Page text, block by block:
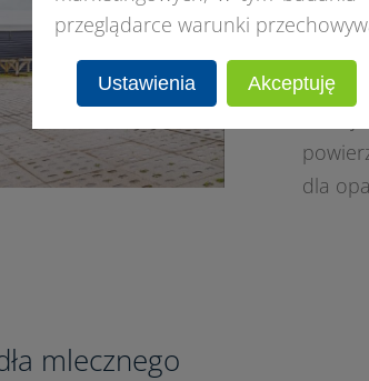
dla
mlecznego
przeglądarce warunki
Ustawienia Akceptuję